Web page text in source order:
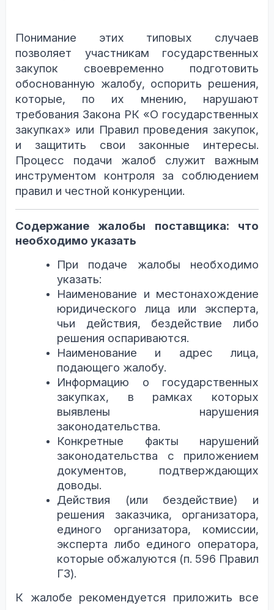
Понимание этих типовых случаев
позволяет участникам государственных
закупок своевременно подготовить
обоснованную жалобу, оспорить решения,
которые, по их мнению, нарушают
требования Закона РК «О государственных
закупках» или Правил проведения закупок,
и защитить свои законные интересы.
Процесс подачи жалоб служит важным
инструментом контроля за соблюдением
правил и честной конкуренции.
Содержание жалобы поставщика: что
необходимо указать
При подаче жалобы необходимо
указать:
Наименование и местонахождение
юридического лица или эксперта,
чьи действия, бездействие либо
решения оспариваются.
Наименование и адрес лица,
подающего жалобу.
Информацию о государственных
закупках, в рамках которых
выявлены нарушения
законодательства.
Конкретные факты нарушений
законодательства с приложением
документов, подтверждающих
доводы.
Действия (или бездействие) и
решения заказчика, организатора,
единого организатора, комиссии,
эксперта либо единого оператора,
которые обжалуются (п. 596 Правил
ГЗ).
К жалобе рекомендуется приложить все